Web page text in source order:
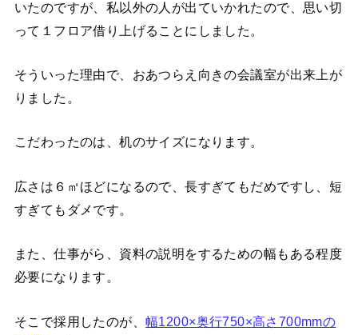
いたのですが、私以外の人が出ていかれたので、思い切
って１フロア借り上げることにしました。
そういった理由で、おあつらえ向きの会議室が出来上が
りました。
こだわったのは、机のサイズになります。
広さは６㎡ほどになるので、長すぎてもだめですし、短
すぎてもダメです。
また、仕事がら、資料の説明をするための幅もある程度
必要になります。
そこで採用したのが、幅1200×奥行750×高さ700mmの